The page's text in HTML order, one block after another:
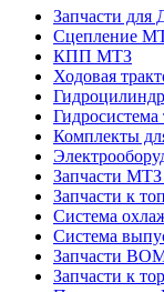
Запчасти для
Сцепление
КПП МТЗ
Ходовая
Гидросистема
Комплекты
Запчасти
Запчасти к
Система
Система
Запчасти
Запчасти к